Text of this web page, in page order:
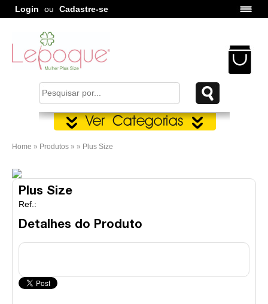
Login ou Cadastre-se
Home » Produtos » » Plus Size
Plus Size
Ref.:
Detalhes do Produto